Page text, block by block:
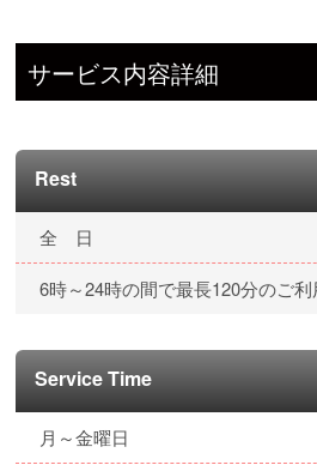
サービス内容詳細
Rest
全 日
6時～24時の間で最長120分のご利
Service Time
月～金曜日